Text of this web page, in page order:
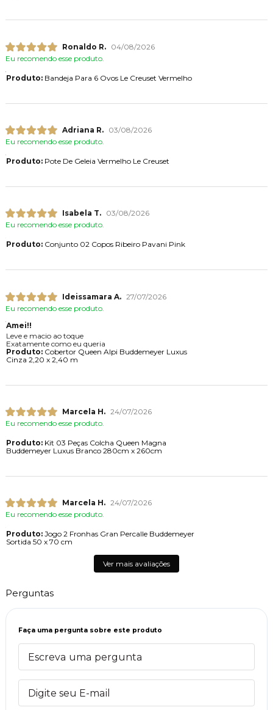
Ronaldo R.
04/08/2026
Eu recomendo esse produto.
Produto:Bandeja Para 6 Ovos Le Creuset Vermelho
Adriana R.
03/08/2026
Eu recomendo esse produto.
Produto:Pote De Geleia Vermelho Le Creuset
Isabela T.
03/08/2026
Eu recomendo esse produto.
Produto:Conjunto 02 Copos Ribeiro Pavani Pink
Ideissamara A. 27/07/2026
Eu recomendo esse produto.
Amei!!
Leve e macio ao toque
Exatamente como eu queria
Produto:Cobertor Queen Alpi Buddemeyer Luxus
Cinza 2,20 x 2,40 m
Marcela H. 24/07/2026
Eu recomendo esse produto.
Produto:Kit 03 Peças Colcha Queen Magna
Buddemeyer Luxus Branco 280cm x 260cm
Marcela H. 24/07/2026
Eu recomendo esse produto.
Produto:Jogo 2 Fronhas Gran Percalle Buddemeyer
Sortida 50 x 70 cm
Ver mais avaliações
Perguntas
Faça uma pergunta sobre este produto